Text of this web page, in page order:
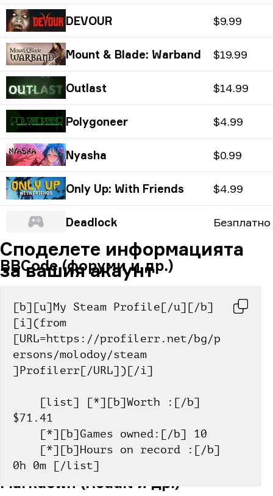
DEVOUR $9.99
Mount & Blade: Warband $19.99
Outlast $14.99
Polygoneer $4.99
Nyasha $0.99
Only Up: With Friends $4.99
Deadlock Безплатно
Споделете информацията
за вашия акаунт
BBCode (форуми и др.)
[b][u]My Steam Profile[/u][/b]
[i](from
[URL=https://profilerr.net/bg/p
ersons/molodoy/steam
]Profilerr[/URL])[/i]
$71.41
    [*][b]Games owned:[/b] 10
0h 0m [/list]
Markdown (Reddit и др.)